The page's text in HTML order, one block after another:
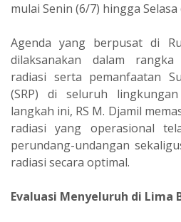
mulai Senin (6/7) hingga Selasa
Agenda yang berpusat di
dilaksanakan dalam rangka
radiasi serta pemanfaatan
(SRP) di seluruh
langkah ini, RS M. Djamil
radiasi yang operasional
perundang-undangan
radiasi secara optimal.
Evaluasi Menyeluruh di Lima